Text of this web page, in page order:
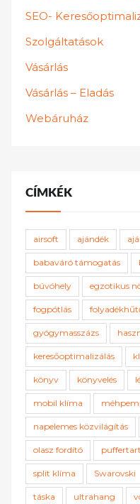
SEO-
Szolgáltatások
Vásárlás
Vásárlás – Eladás
Webáruház
CÍMKÉK
airsoft ajándék
babaváró támogatás
búvóhely egzotikus
fogpótlás
gyógymasszázs
keresőoptimalizálás
könyv könyvelés
mobil klíma
napelemes közvilágítás
olasz fordító
split klíma Swarovski
táska ultrahang